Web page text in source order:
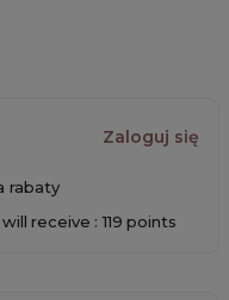
Zaloguj się
rabaty
receive : 119 points